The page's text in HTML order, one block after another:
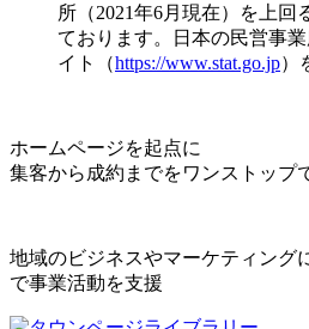
所（2021年6月現在）を上回
ております。日本の民営事
イト（https://www.stat.go.jp）
ホームページを起点に
集客から成約までをワンストップ
地域のビジネスやマーケティング
で事業活動を支援